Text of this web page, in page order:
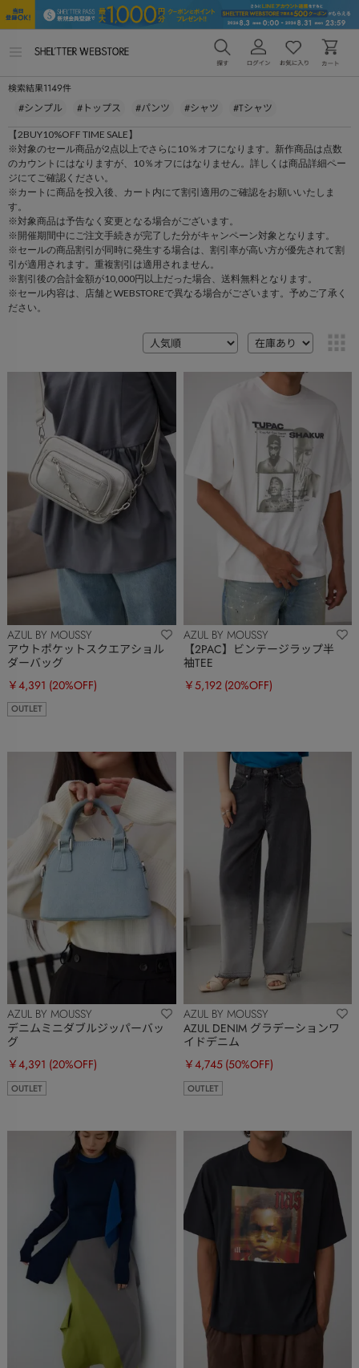
ー
を
く
検索結果1149件
#シンプル #トップス #パンツ #シャツ #Tシャツ
【2BUY10%OFF TIME SALE】
※対象のセール商品が2点以上でさらに10％オフになります。新作商品は点数
のカウントにはなりますが、10％オフにはなりません。詳しくは商品詳細ペー
ジにてご確認ください。
※カートに商品を投入後、カート内にて割引適用のご確認をお願いいたしま
す。
※対象商品は予告なく変更となる場合がございます。
※開催期間中にご注文手続きが完了した分がキャンペーン対象となります。
※セールの商品割引が同時に発生する場合は、割引率が高い方が優先されて割
引が適用されます。重複割引は適用されません。
※割引後の合計金額が10,000円以上だった場合、送料無料となります。
※セール内容は、店舗とWEBSTOREで異なる場合がございます。予めご了承く
ださい。
AZUL BY MOUSSY
アウトポケットスクエアショル
ダーバッグ
￥4,391 (20%OFF)
OUTLET
AZUL BY MOUSSY
【2PAC】ビンテージラップ半
袖TEE
￥5,192 (20%OFF)
AZUL BY MOUSSY
デニムミニダブルジッパーバッ
グ
￥4,391 (20%OFF)
OUTLET
AZUL BY MOUSSY
AZUL DENIM グラデーションワ
イドデニム
￥4,745 (50%OFF)
OUTLET